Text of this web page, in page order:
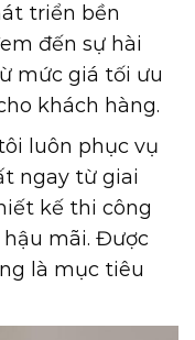
triển bền
đến sự hài
mức giá tối ưu
khách hàng.
luôn phục vụ
ngay từ giai
kế thi công
hậu mãi. Được
là mục tiêu